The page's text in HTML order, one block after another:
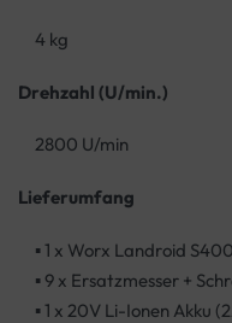
4 kg
Drehzahl (U/min.)
2800 U/min
Lieferumfang
▪ 1 x Worx Landroid
▪ 9 x Ersatzmesser +
▪ 1 x 20V Li-Ionen Akku